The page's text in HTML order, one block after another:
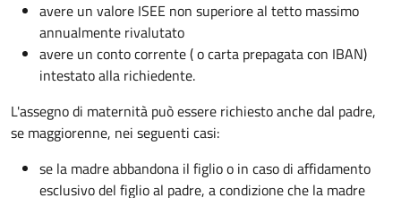
avere un valore ISEE non superiore al tetto massimo
annualmente rivalutato
avere un conto corrente ( o carta prepagata con IBAN)
intestato alla richiedente.
L'assegno di maternità può essere richiesto anche dal padre,
se maggiorenne, nei seguenti casi:
se la madre abbandona il figlio o in caso di affidamento
esclusivo del figlio al padre, a condizione che la madre